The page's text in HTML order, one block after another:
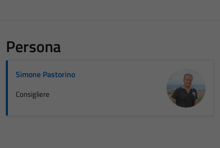
Persona
Simone Pastorino
Consigliere